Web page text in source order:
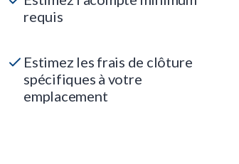
requis
Estimez les frais de clôture
spécifiques à votre
emplacement